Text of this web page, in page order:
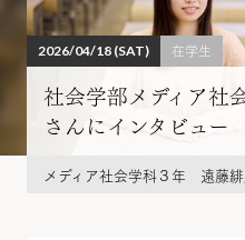
2026/04/18 (SAT) 在学生
社会学部メディア社
さんにインタビュー
メディア社会学科３年 遠藤